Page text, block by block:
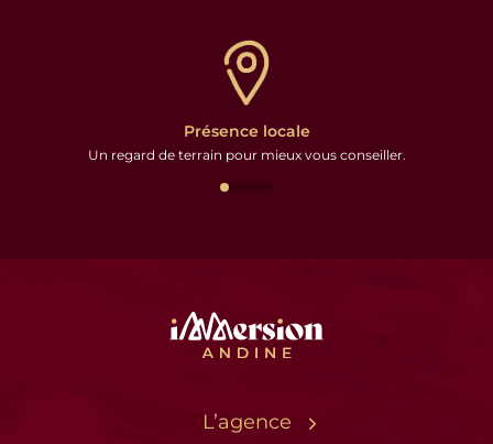
Présence locale
Un regard de terrain pour mieux vous conseiller.
L’agence